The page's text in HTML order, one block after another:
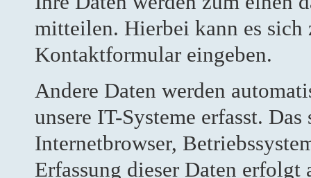
mitteilen. Hierbei kann es
Kontaktformular eingeben.
Andere Daten werden
unsere IT-Systeme erfasst.
Internetbrowser,
Erfassung dieser Daten erfolgt